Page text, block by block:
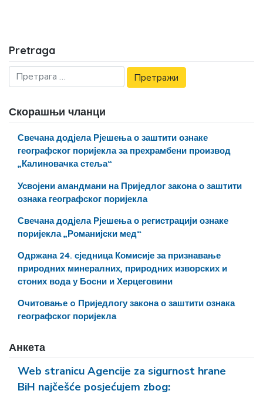
Pretraga
Скорашњи чланци
Свечана додјела Рјешења о заштити ознаке
географског поријекла за прехрамбени производ
„Калиновачка стеља“
Усвојени амандмани на Приједлог закона о заштити
ознака географског поријекла
Свечана додјела Рјешења о регистрацији ознаке
поријекла „Романијски мед“
Одржана 24. сједница Комисије за признавање
природних минералних, природних изворских и
стоних вода у Босни и Херцеговини
Очитовање o Приједлогу закона о заштити ознака
географског поријекла
Анкета
Web stranicu Agencije za sigurnost hrane
BiH najčešće posjećujem zbog: